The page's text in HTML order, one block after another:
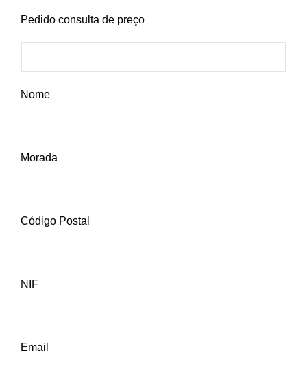
Pedido consulta de preço
Nome
Morada
Código Postal
NIF
Email